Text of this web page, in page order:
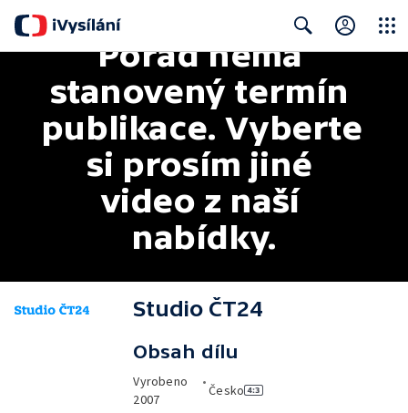
Search
Pořad nemá
stanovený termín
publikace. Vyberte
si prosím jiné
video z naší
nabídky.
Studio ČT24
Obsah dílu
Vyrobeno
2007
•
Česko